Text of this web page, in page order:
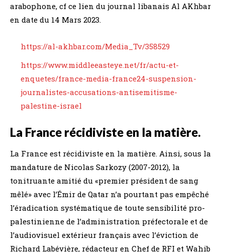
arabophone, cf ce lien du journal libanais Al AKhbar
en date du 14 Mars 2023.
https://al-akhbar.com/Media_Tv/358529
https://www.middleeasteye.net/fr/actu-et-
enquetes/france-media-france24-suspension-
journalistes-accusations-antisemitisme-
palestine-israel
La France récidiviste en la matière.
La France est récidiviste en la matière. Ainsi, sous la
mandature de Nicolas Sarkozy (2007-2012), la
tonitruante amitié du «premier président de sang
mêlé» avec l’Émir de Qatar n’a pourtant pas empêché
l’éradication systématique de toute sensibilité pro-
palestinienne de l’administration préfectorale et de
l’audiovisuel extérieur français avec l’éviction de
Richard Labévière, rédacteur en Chef de RFI et Wahib